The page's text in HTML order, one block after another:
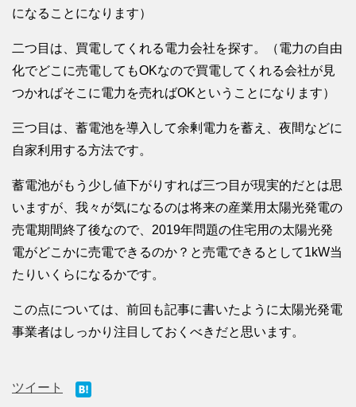
になることになります）
二つ目は、買電してくれる電力会社を探す。（電力の自由
化でどこに売電してもOKなので買電してくれる会社が見
つかればそこに電力を売ればOKということになります）
三つ目は、蓄電池を導入して余剰電力を蓄え、夜間などに
自家利用する方法です。
蓄電池がもう少し値下がりすれば三つ目が現実的だとは思
いますが、我々が気になるのは将来の産業用太陽光発電の
売電期間終了後なので、2019年問題の住宅用の太陽光発
電がどこかに売電できるのか？と売電できるとして1kW当
たりいくらになるかです。
この点については、前回も記事に書いたように太陽光発電
事業者はしっかり注目しておくべきだと思います。
ツイート